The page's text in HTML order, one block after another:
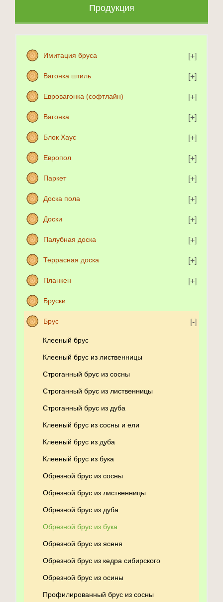
Продукция
Имитация бруса
Вагонка штиль
Евровагонка (софтлайн)
Вагонка
Блок Хаус
Европол
Паркет
Доска пола
Доски
Палубная доска
Террасная доска
Планкен
Бруски
Брус
Клееный брус
Клееный брус из лиственницы
Строганный брус из сосны
Строганный брус из лиственницы
Строганный брус из дуба
Клееный брус из сосны и ели
Клееный брус из дуба
Клееный брус из бука
Обрезной брус из сосны
Обрезной брус из лиственницы
Обрезной брус из дуба
Обрезной брус из бука
Обрезной брус из ясеня
Обрезной брус из кедра сибирского
Обрезной брус из осины
Профилированный брус из сосны